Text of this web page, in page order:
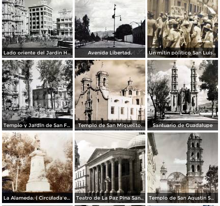
Lado oriente del Jardin Hidalgo. ( Circulada el 12 de Julio de 1957 ). Avenida Libertad. Un mitin politico San Luis Potosí 8 de Mayo de 1921
Templo y Jardin de San Francisco. Templo de San Miguelito. Santuario de Guadalupe
La Alameda. ( Circulada el 11 de Septiembre de 1923 ). Teatro de La Paz Pina San Luis Potosí. Templo de San Agustin San Luis Potosí